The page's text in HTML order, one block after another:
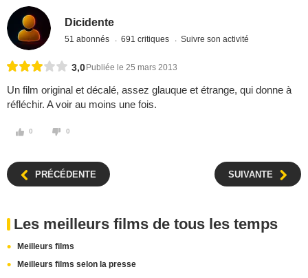
Dicidente
51 abonnés 691 critiques Suivre son activité
3,0 Publiée le 25 mars 2013
Un film original et décalé, assez glauque et étrange, qui donne à
réfléchir. A voir au moins une fois.
0 0
PRÉCÉDENTE SUIVANTE
Les meilleurs films de tous les temps
Meilleurs films
Meilleurs films selon la presse